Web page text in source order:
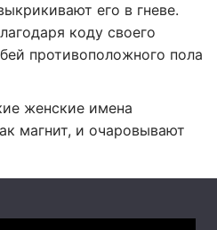
его в гневе.
коду своего
противоположного пола
женские имена
магнит, и очаровывают